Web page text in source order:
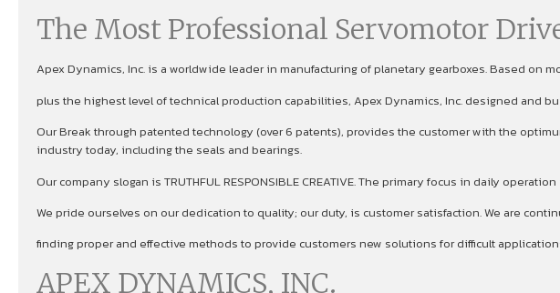
The Most Professional Servomotor
Apex Dynamics, Inc. is a worldwide leader in manufacturing of planetary gearboxes. Based on
plus the highest level of technical production capabilities, Apex Dynamics, Inc. designed and
Our Break through patented technology (over 6 patents), provides the customer with the
industry today, including the seals and bearings.
Our company slogan is TRUTHFUL RESPONSIBLE CREATIVE. The primary focus in daily
We pride ourselves on our dedication to quality; our duty, is customer satisfaction. We are
finding proper and effective methods to provide customers new solutions for difficult
APEX DYNAMICS, INC.